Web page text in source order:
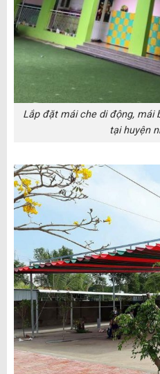
Lắp đặt mái che di động, mái
tại huyện